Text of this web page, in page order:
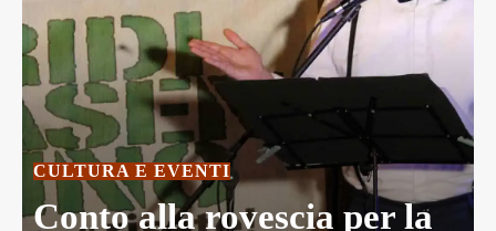
CULTURA E EVENTI
Conto alla rovescia per la